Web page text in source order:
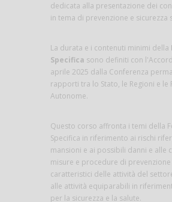
dedicata alla presentazione dei
in tema di prevenzione e sicurezza
La durata e i contenuti minimi della
Specifica sono definiti con
aprile 2025 dalla Conferenza
rapporti tra lo Stato, le Regioni e le
Autonome.
Questo corso affronta i temi della
Specifica in riferimento ai rischi
mansioni e ai possibili danni e alle
misure e procedure di
caratteristici delle attività del
alle attività equiparabili in
per la sicurezza e la salute.